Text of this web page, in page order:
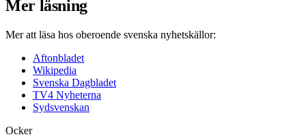
Mer läsning
Mer att läsa hos oberoende svenska nyhetskällor:
Aftonbladet
Wikipedia
Svenska Dagbladet
TV4 Nyheterna
Sydsvenskan
Ocker